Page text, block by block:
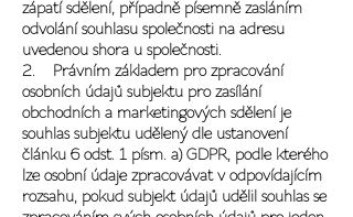
zápatí sdělení, případně písemně zasláním
odvolání souhlasu společnosti na adresu
uvedenou shora u společnosti.
2. Právním základem pro zpracování
osobních údajů subjektu pro zasílání
obchodních a marketingových sdělení je
souhlas subjektu udělený dle ustanovení
článku 6 odst. 1 písm. a) GDPR, podle kterého
lze osobní údaje zpracovávat v odpovídajícím
rozsahu, pokud subjekt údajů udělil souhlas se